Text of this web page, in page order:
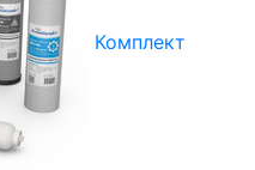
Комплект